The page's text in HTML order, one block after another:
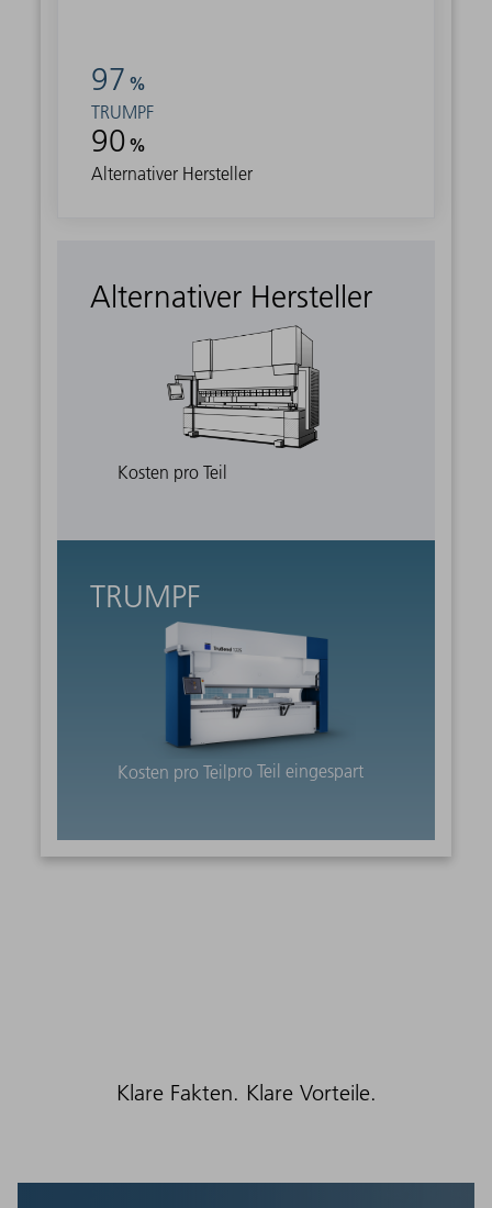
97 %
TRUMPF
90%
Alternativer Hersteller
Alternativer Hersteller
Kosten pro Teil
TRUMPF
Kosten pro Teilpro Teil eingespart
Klare Fakten. Klare Vorteile.